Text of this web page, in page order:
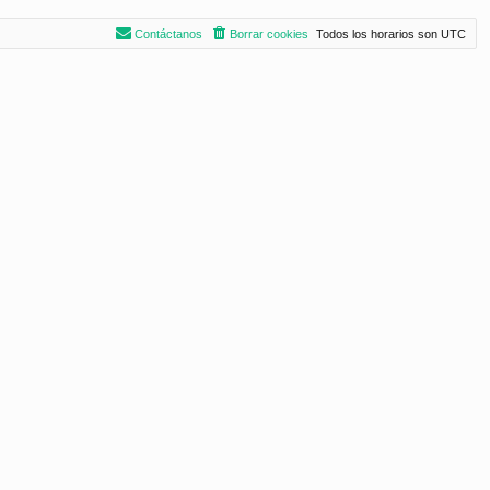
Todos los horarios son UTC
Borrar cookies
Contáctanos